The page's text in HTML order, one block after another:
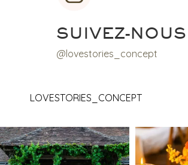
SUIVEZ-
@lovestories_concept
LOVESTORIES_CONCEPT